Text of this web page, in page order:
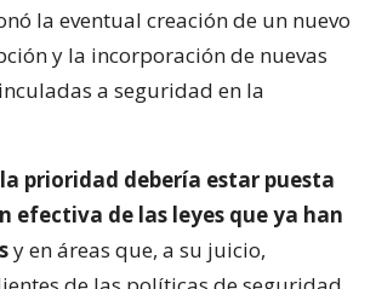
la eventual creación de un nuevo
y la incorporación de nuevas
a seguridad en la
la prioridad debería estar puesta
efectiva de las leyes que ya han
y en áreas que, a su juicio,